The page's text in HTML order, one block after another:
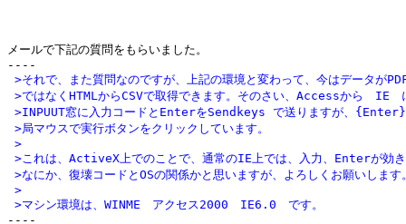
メールで下記の質問をもらいました。
>それで、また質問なのですが、上記の環境と変わって、今はデータが
>ではなくHTMLからCSVで取得できます。そのさい、Accessから　IE　
>INPUUT窓に入力コードとEnterをSendkeys で送りますが、{Enter}
>局マウスで実行ボタンをクリックしています。
>
>これは、ActiveX上でのことで、通常のIE上では、入力、Enterが効
>なにか、復壊コードとOSの関係かと思いますが、よろしくお願いします
>
>マシン環境は、WINME　アクセス2000　IE6.0　です。
----